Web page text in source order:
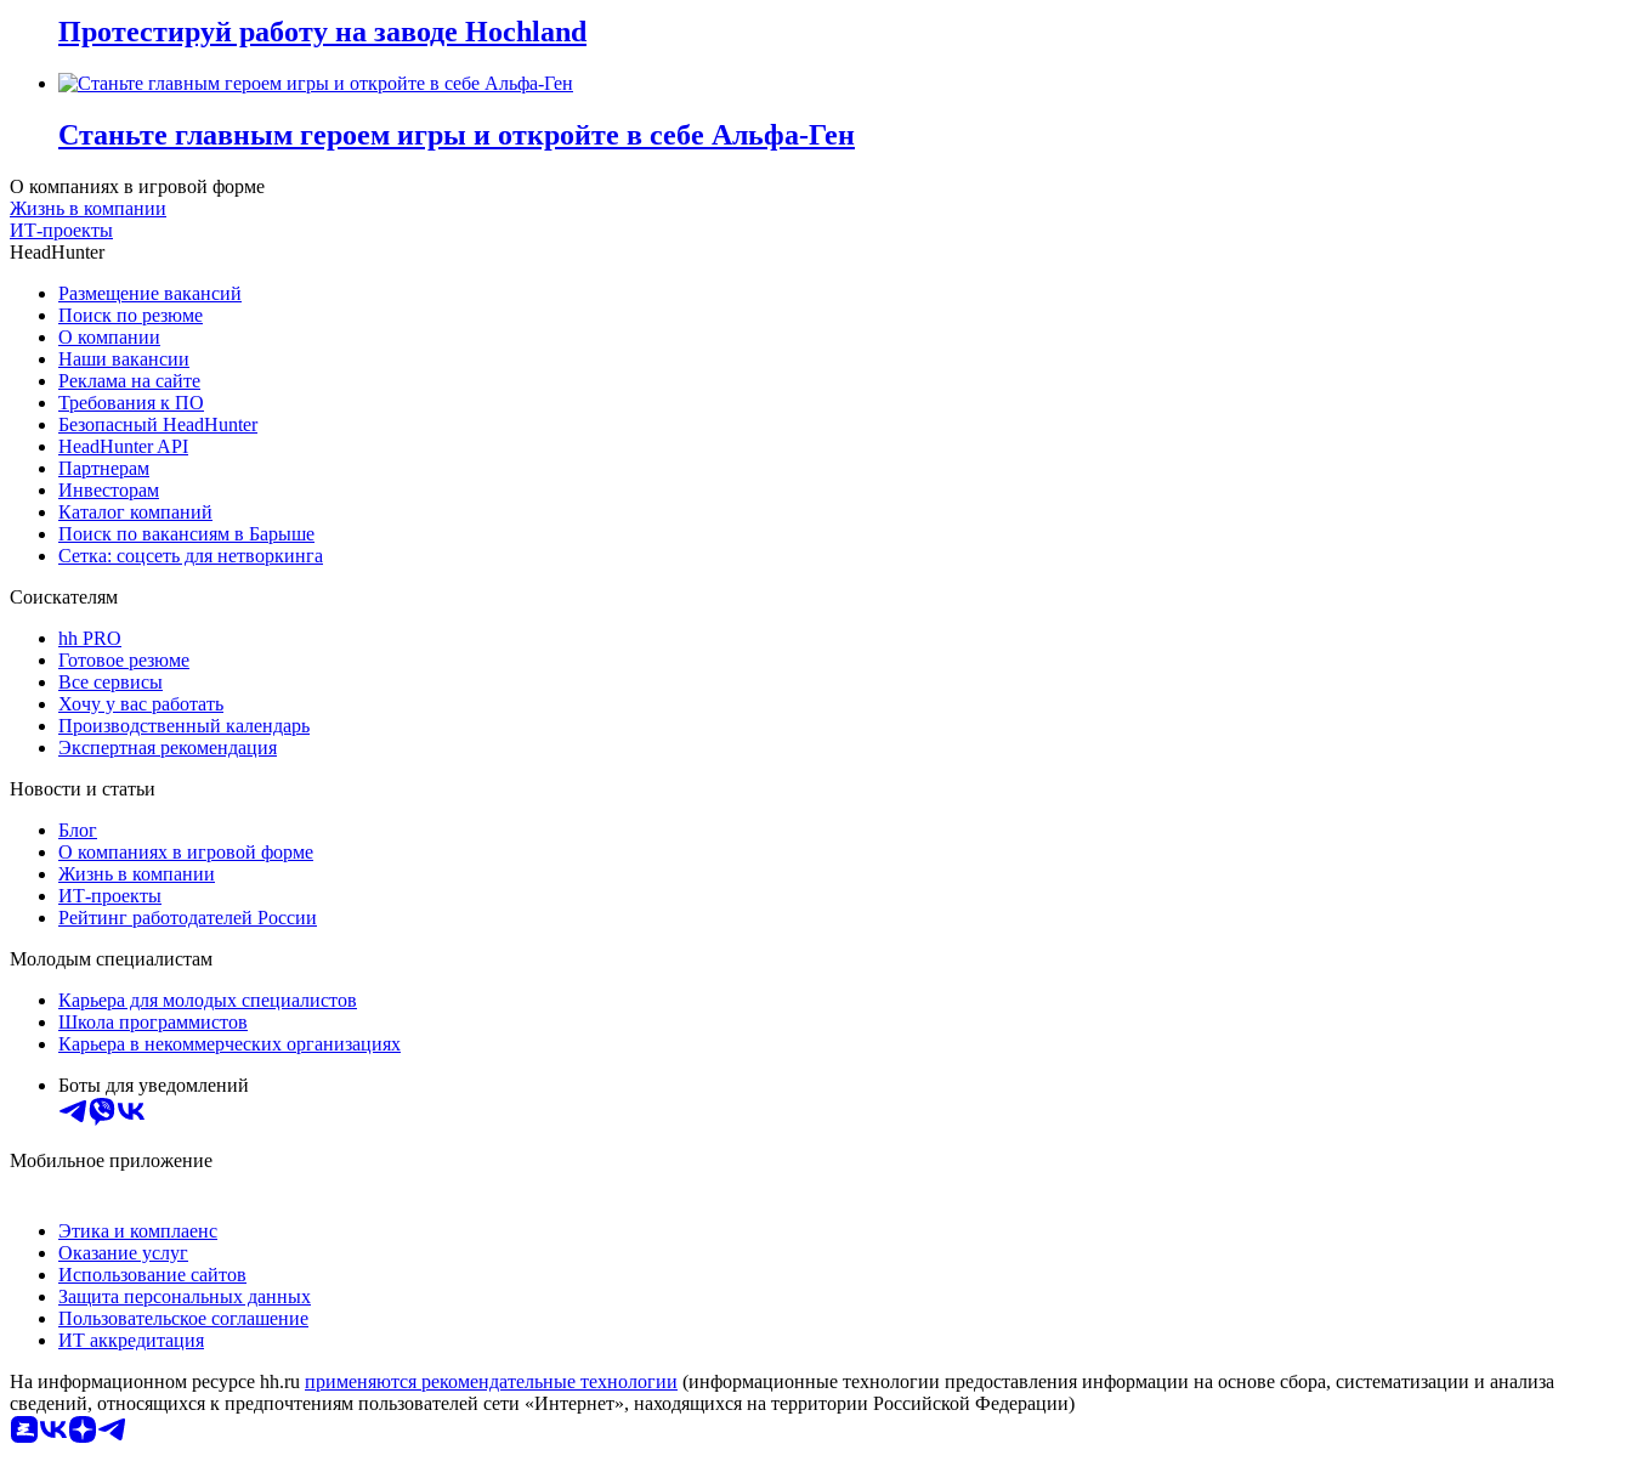
Протестируй работу на заводе Hochland
Станьте главным героем игры и откройте в себе Альфа-Ген
О компаниях в игровой форме
Жизнь в компании
ИТ-проекты
HeadHunter
Размещение вакансий
Поиск по резюме
О компании
Наши вакансии
Реклама на сайте
Требования к ПО
Безопасный HeadHunter
HeadHunter API
Партнерам
Инвесторам
Каталог компаний
Поиск по вакансиям в Барыше
Сетка: соцсеть для нетворкинга
Соискателям
hh PRO
Готовое резюме
Все сервисы
Хочу у вас работать
Производственный календарь
Экспертная рекомендация
Новости и статьи
Блог
О компаниях в игровой форме
Жизнь в компании
ИТ-проекты
Рейтинг работодателей России
Молодым специалистам
Карьера для молодых специалистов
Школа программистов
Карьера в некоммерческих организациях
Боты для уведомлений
Мобильное приложение
Этика и комплаенс
Оказание услуг
Использование сайтов
Защита персональных данных
Пользовательское соглашение
ИТ аккредитация
На информационном ресурсе hh.ru применяются рекомендательные технологии (информационные технологии предоставления информации на основе сбора, систематизации и анализа
сведений, относящихся к предпочтениям пользователей сети «Интернет», находящихся на территории Российской Федерации)